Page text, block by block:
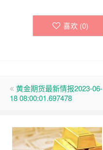
喜欢 (0)
黄金期货最新情报2023-06-
18 08:00:01.697478